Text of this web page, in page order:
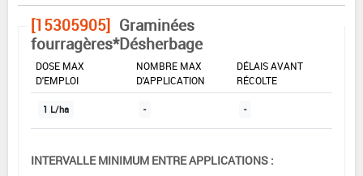
[15305905] Graminées
fourragères*Désherbage
DOSE MAX
D'EMPLOI
NOMBRE MAX
D'APPLICATION
DÉLAIS AVANT
RÉCOLTE
1 L/ha - -
INTERVALLE MINIMUM ENTRE APPLICATIONS :